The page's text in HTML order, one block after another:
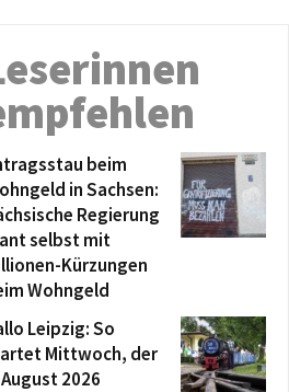
beim
in Sachsen:
Regierung
selbst mit
Kürzungen
Wohngeld
Leipzig: So
Mittwoch, der
2026